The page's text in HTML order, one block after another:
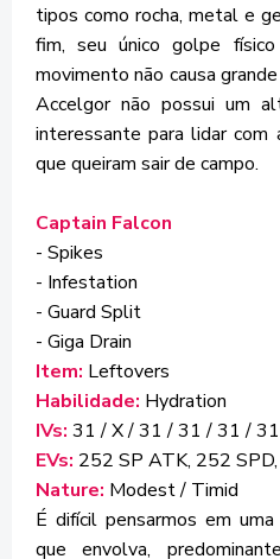
tipos como rocha, metal e
fim, seu único golpe
movimento não causa
Accelgor não possui um
interessante para lidar
que queiram sair de campo.
Captain Falcon
- Spikes
- Infestation
- Guard Split
- Giga Drain
Item: Leftovers
Habilidade: Hydration
IVs: 31 / X / 31 / 31 / 31 / 31
EVs: 252 SP ATK, 252
Nature: Modest / Timid
É difícil pensarmos em
que envolva,